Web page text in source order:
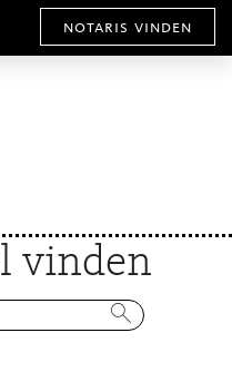
notaris vinden
vinden